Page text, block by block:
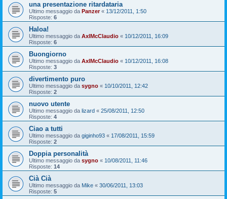
una presentazione ritardataria
Ultimo messaggio da Panzer« 13/12/2011, 1:50
Risposte: 6
Haloa!
Ultimo messaggio da AxlMcClaudio « 10/12/2011, 16:09
Risposte: 6
Buongiorno
Ultimo messaggio da AxlMcClaudio « 10/12/2011, 16:08
Risposte: 3
divertimento puro
Ultimo messaggio da sygno « 10/10/2011, 12:42
Risposte: 2
nuovo utente
Ultimo messaggio da lizard « 25/08/2011, 12:50
Risposte: 4
Ciao a tutti
Ultimo messaggio da giginho93 « 17/08/2011, 15:59
Risposte: 2
Doppia personalità
Ultimo messaggio da sygno « 10/08/2011, 11:46
Risposte: 14
Cià Cià
Ultimo messaggio da Mike « 30/06/2011, 13:03
Risposte: 5